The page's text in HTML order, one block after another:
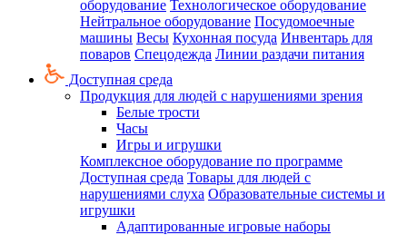
оборудование Технологическое оборудование
Нейтральное оборудование Посудомоечные
машины Весы Кухонная посуда Инвентарь для
поваров Спецодежда Линии раздачи питания
Доступная среда
Продукция для людей с нарушениями зрения
Белые трости
Часы
Игры и игрушки
Комплексное оборудование по программе
Доступная среда Товары для людей с
нарушениями слуха Образовательные системы и
игрушки
Адаптированные игровые наборы